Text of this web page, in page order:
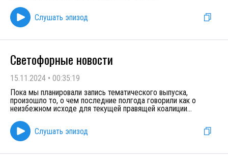
Слушать эпизод
Светофорные новости
15.11.2024 • 00:35:19
Пока мы планировали запись тематического выпуска,
произошло то, о чем последние полгода говорили как о
неизбежном исходе для текущей правящей коалиции...
Слушать эпизод